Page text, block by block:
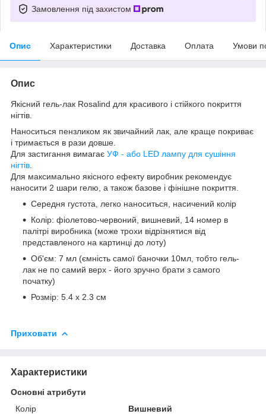
Замовлення під захистом
Опис Характеристики Доставка Оплата Умови
Опис
Якісний гель-лак Rosalind для красивого і стійкого покриття
нігтів.
Наноситься пензликом як звичайний лак, але краще покриває
і тримається в рази довше.
Для застигання вимагає УФ - або LED лампу для сушіння
нігтів
Для максимально якісного ефекту виробник рекомендує
наносити 2 шари гелю, а також базове і фінішне покриття.
Середня густота, легко наноситься, насичений колір
Колір: фіолетово-червоний, вишневий, 14 номер в
палітрі виробника (може трохи відрізнятися від
представленого на картинці до лоту)
Об'єм: 7 мл (ємність самої баночки 10мл, тобто гель-
лак не по самий верх - його зручно брати з самого
початку)
Розмір: 5.4 х 2.3 см
Приховати
Характеристики
Основні атрибути
Колір
Вишневий